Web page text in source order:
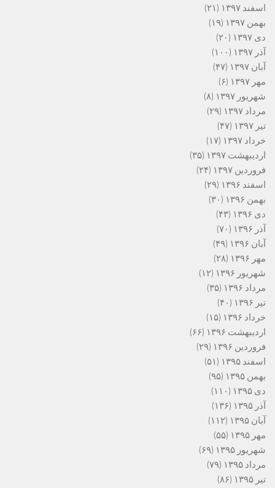
اسفند ۱۳۹۷
(۲۱)
بهمن ۱۳۹۷
(۱۹)
دی ۱۳۹۷
(۲۰)
آذر ۱۳۹۷
(۱۰۰)
آبان ۱۳۹۷
(۴۷)
مهر ۱۳۹۷
(۶)
شهریور ۱۳۹۷
(۸)
مرداد ۱۳۹۷
(۲۹)
تیر ۱۳۹۷
(۴۷)
خرداد ۱۳۹۷
(۱۷)
اردیبهشت ۱۳۹۷
(۳۵)
فروردین ۱۳۹۷
(۲۴)
اسفند ۱۳۹۶
(۲۹)
بهمن ۱۳۹۶
(۳۰)
دی ۱۳۹۶
(۴۳)
آذر ۱۳۹۶
(۷۰)
آبان ۱۳۹۶
(۴۹)
مهر ۱۳۹۶
(۲۸)
شهریور ۱۳۹۶
(۱۲)
مرداد ۱۳۹۶
(۳۵)
تیر ۱۳۹۶
(۴۰)
خرداد ۱۳۹۶
(۱۵)
اردیبهشت ۱۳۹۶
(۶۶)
فروردین ۱۳۹۶
(۲۹)
اسفند ۱۳۹۵
(۵۱)
بهمن ۱۳۹۵
(۹۵)
دی ۱۳۹۵
(۱۱۰)
آذر ۱۳۹۵
(۱۳۶)
آبان ۱۳۹۵
(۱۱۲)
مهر ۱۳۹۵
(۵۵)
شهریور ۱۳۹۵
(۶۹)
مرداد ۱۳۹۵
(۷۹)
تیر ۱۳۹۵
(۸۶)